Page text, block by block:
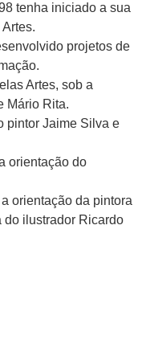
tenha iniciado a sua
projetos de
Artes, sob a
Mário Rita.
pintor Jaime Silva e
orientação do
orientação da pintora
do ilustrador Ricardo